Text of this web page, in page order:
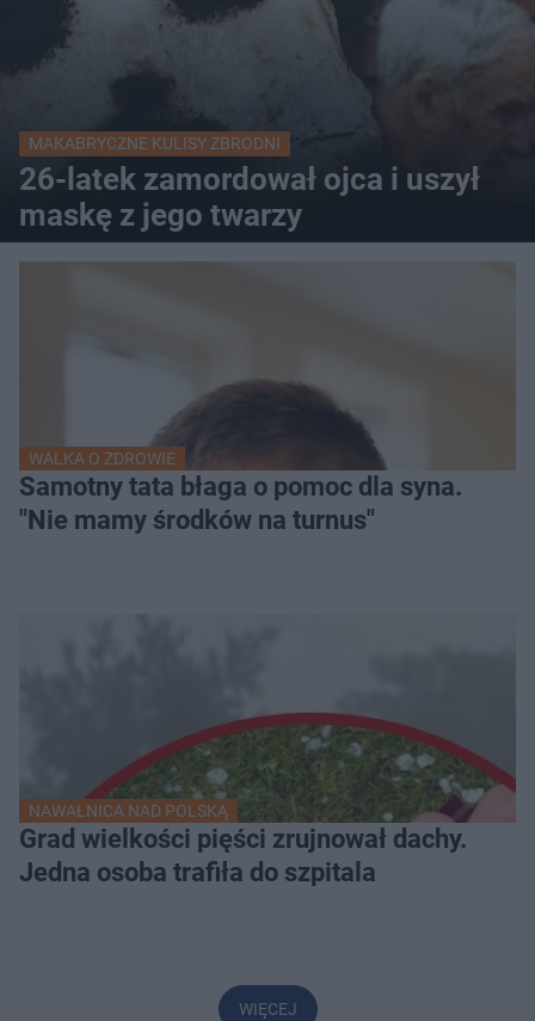
MAKABRYCZNE KULISY ZBRODNI
26-latek zamordował ojca i uszył
maskę z jego twarzy
WALKA O ZDROWIE
Samotny tata błaga o pomoc dla syna.
"Nie mamy środków na turnus"
NAWAŁNICA NAD POLSKĄ
Grad wielkości pięści zrujnował dachy.
Jedna osoba trafiła do szpitala
WIĘCEJ